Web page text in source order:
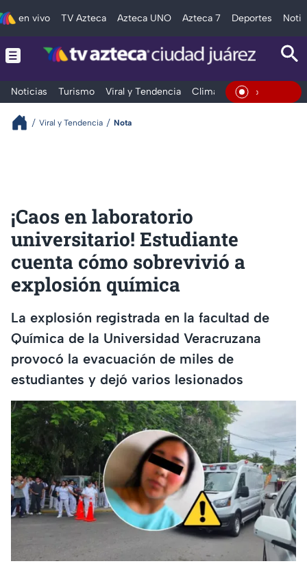
en vivo TV Azteca Azteca UNO Azteca 7 Deportes
Noticias Turismo Viral y Tendencia Clima Deportes En Vivo
Viral y Tendencia Nota
¡Caos en laboratorio
universitario! Estudiante
cuenta cómo sobrevivió a
explosión química
La explosión registrada en la facultad de
Química de la Universidad Veracruzana
provocó la evacuación de miles de
estudiantes y dejó varios lesionados